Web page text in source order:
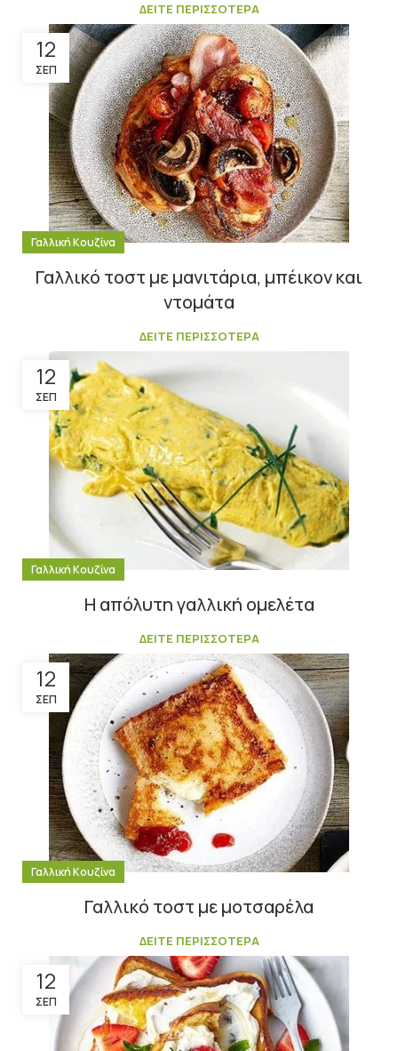
ΔΕΙΤΕ ΠΕΡΙΣΣΟΤΕΡΑ
12
ΣΕΠ
Γαλλική Κουζίνα
Γαλλικό τοστ με μανιτάρια, μπέικον και
ντομάτα
ΔΕΙΤΕ ΠΕΡΙΣΣΟΤΕΡΑ
12
ΣΕΠ
Γαλλική Κουζίνα
Η απόλυτη γαλλική ομελέτα
ΔΕΙΤΕ ΠΕΡΙΣΣΟΤΕΡΑ
12
ΣΕΠ
Γαλλική Κουζίνα
Γαλλικό τοστ με μοτσαρέλα
ΔΕΙΤΕ ΠΕΡΙΣΣΟΤΕΡΑ
12
ΣΕΠ